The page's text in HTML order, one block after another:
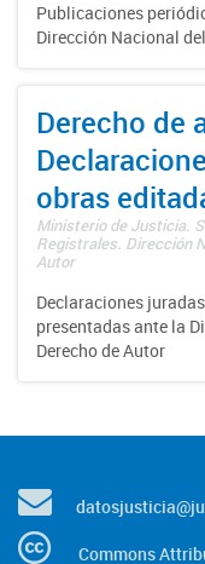
Publicaciones
Dirección Nacional
Derecho de
obras
Ministerio de Justicia.
Registrales. Dirección
Autor
Declaraciones
presentadas ante la
Derecho de Autor
Commons